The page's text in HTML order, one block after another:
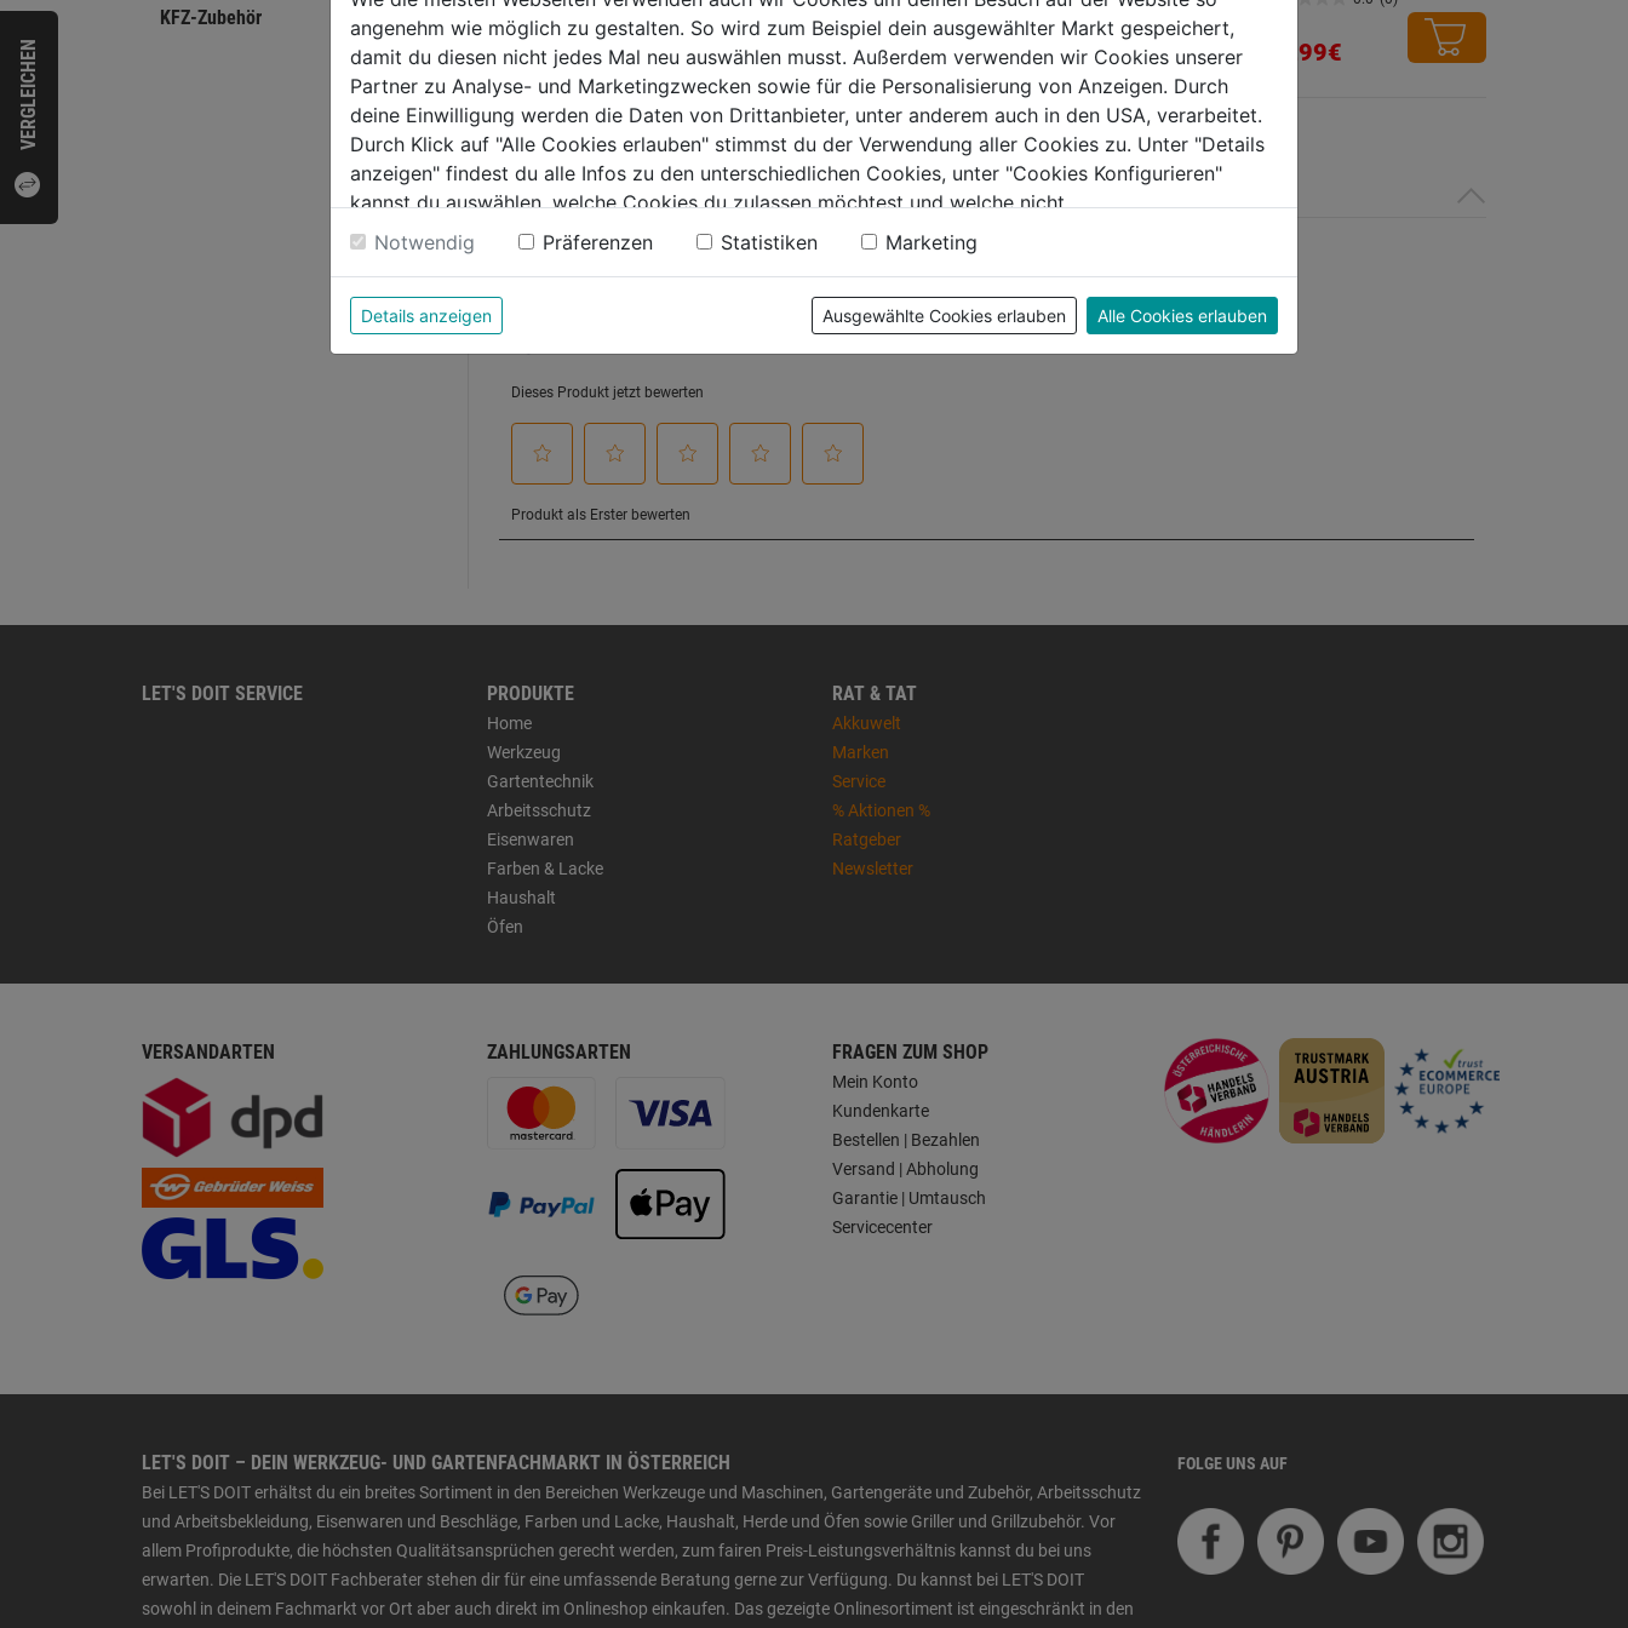
VERGLEICHEN
KFZ-Zubehör
0.0
von
5
Sternen.
60,99€
0.0
von
5
Sternen.
60,99€
0.0
von
5
Sternen.
64,99€ 68,99€
Bewertung
LET'S DOIT SERVICE PRODUKTE
Home
Werkzeug
Gartentechnik
Arbeitsschutz
Eisenwaren
Farben & Lacke
Haushalt
Öfen
RAT & TAT
Akkuwelt
Marken
Service
% Aktionen %
Ratgeber
Newsletter
VERSANDARTEN ZAHLUNGSARTEN FRAGEN ZUM SHOP
Mein Konto
Kundenkarte
Bestellen | Bezahlen
Versand | Abholung
Garantie | Umtausch
Servicecenter
LET'S DOIT – DEIN WERKZEUG- UND GARTENFACHMARKT IN ÖSTERREICH
Bei LET'S DOIT erhältst du ein breites Sortiment in den Bereichen Werkzeuge und Maschinen, Gartengeräte und Zubehör, Arbeitsschutz
und Arbeitsbekleidung, Eisenwaren und Beschläge, Farben und Lacke, Haushalt, Herde und Öfen sowie Griller und Grillzubehör. Vor
allem Profiprodukte, die höchsten Qualitätsansprüchen gerecht werden, zum fairen Preis-Leistungsverhältnis kannst du bei uns
erwarten. Die LET'S DOIT Fachberater stehen dir für eine umfassende Beratung gerne zur Verfügung. Du kannst bei LET'S DOIT
sowohl in deinem Fachmarkt vor Ort aber auch direkt im Onlineshop einkaufen. Das gezeigte Onlinesortiment ist eingeschränkt in den
FOLGE UNS AUF
angenehm wie möglich zu gestalten. So wird zum Beispiel dein ausgewählter Markt gespeichert,
damit du diesen nicht jedes Mal neu auswählen musst. Außerdem verwenden wir Cookies unserer
Partner zu Analyse- und Marketingzwecken sowie für die Personalisierung von Anzeigen. Durch
deine Einwilligung werden die Daten von Drittanbieter, unter anderem auch in den USA, verarbeitet.
Durch Klick auf "Alle Cookies erlauben" stimmst du der Verwendung aller Cookies zu. Unter "Details
anzeigen" findest du alle Infos zu den unterschiedlichen Cookies, unter "Cookies Konfigurieren"
kannst du auswählen, welche Cookies du zulassen möchtest und welche nicht.
Weitere Informationen findest du in unserer Datenschutzerklärung
Notwendig Präferenzen Statistiken Marketing
Details anzeigen Ausgewählte Cookies erlauben Alle Cookies erlauben